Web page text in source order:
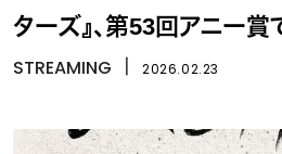
ターズ』、第53回アニー
STREAMING 2026.02.23